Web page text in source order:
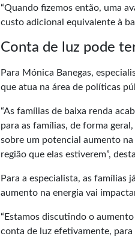
“Quando fizemos então, uma
custo adicional equivalente à
Conta de luz pode
Para Mónica Banegas,
que atua na área de políticas
“As famílias de baixa renda
para as famílias, de forma
sobre um potencial aumento
região que elas estiverem”,
Para a especialista, as famílias
aumento na energia vai
“Estamos discutindo o
conta de luz efetivamente, para